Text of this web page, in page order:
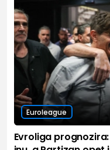
Euroleague
Evroliga